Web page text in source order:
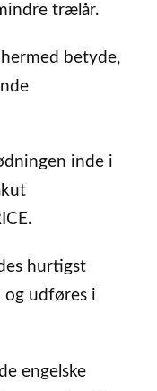
trælår.
betyde,
inde i
hurtigst
og udføres i
engelske